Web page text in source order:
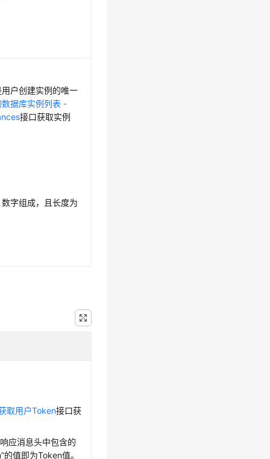
户创建实例的唯一
数据库实例列表 -
接口获取实例
字组成，且长度为
取用户Token接口获
应消息头中包含的
值即为Token值。